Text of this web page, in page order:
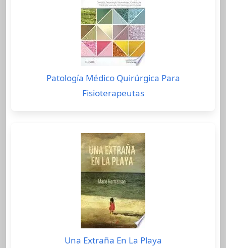
Patología Médico Quirúrgica Para
Fisioterapeutas
Una Extraña En La Playa